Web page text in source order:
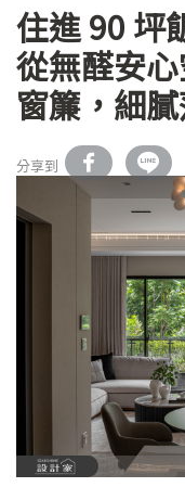
住進 90 坪
從無醛安
窗簾，細
分享到